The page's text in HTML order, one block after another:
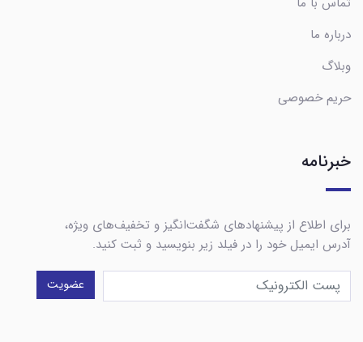
درباره ما
وبلاگ
حریم خصوصی
خبرنامه
برای اطلاع از پیشنهادهای شگفت‌انگیز و تخفیف‌های ویژه،
آدرس ایمیل خود را در فیلد زیر بنویسید و ثبت کنید.
عضویت